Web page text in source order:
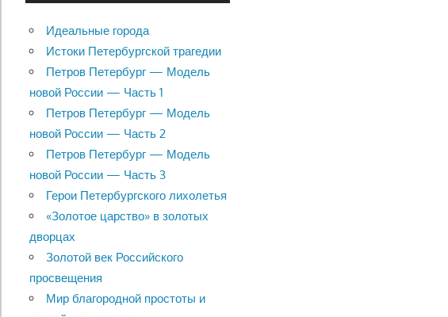
Идеальные города
Истоки Петербургской трагедии
Петров Петербург — Модель
новой России — Часть 1
Петров Петербург — Модель
новой России — Часть 2
Петров Петербург — Модель
новой России — Часть 3
Герои Петербургского лихолетья
«Золотое царство» в золотых
дворцах
Золотой век Российского
просвещения
Мир благородной простоты и